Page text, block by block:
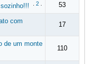
2. 53
com
17
de um monte
110